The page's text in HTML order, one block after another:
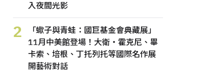
入夜間光影
2
「蠍子與青蛙：國巨基金會典藏展」
11月中美館登場！大衛・霍克尼、畢
卡索、培根、丁托列托等國際名作展
開藝術對話